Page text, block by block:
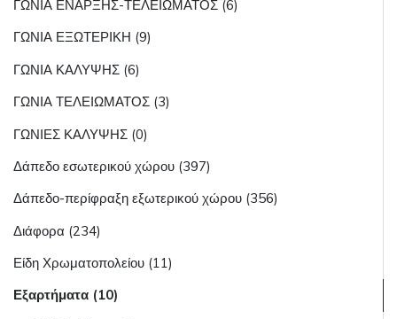
ΓΩΝΙΑ ΕΝΑΡΞΗΣ-ΤΕΛΕΙΩΜΑΤΟΣ (6)
ΓΩΝΙΑ ΕΞΩΤΕΡΙΚΗ (9)
ΓΩΝΙΑ ΚΑΛΥΨΗΣ (6)
ΓΩΝΙΑ ΤΕΛΕΙΩΜΑΤΟΣ (3)
ΓΩΝΙΕΣ ΚΑΛΥΨΗΣ (0)
Δάπεδο εσωτερικού χώρου (397)
Δάπεδο-περίφραξη εξωτερικού χώρου (356)
Διάφορα (234)
Είδη Χρωματοπολείου (11)
Εξαρτήματα (10)